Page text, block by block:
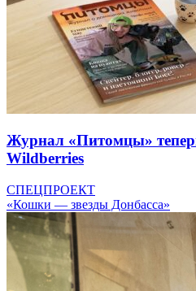
Журнал «Питомцы»
Wildberries
СПЕЦПРОЕКТ
«Кошки — звезды Донбасса»